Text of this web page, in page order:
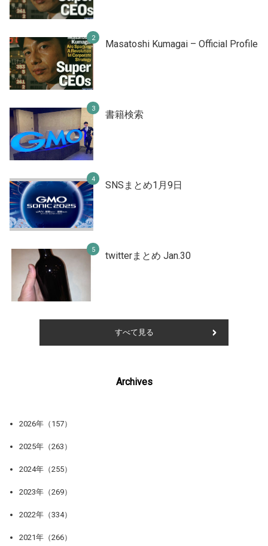
Masatoshi Kumagai – Official Profile
書籍検索
SNSまとめ1月9日
twitterまとめ Jan.30
すべて見る
Archives
2026年（157）
2025年（263）
2024年（255）
2023年（269）
2022年（334）
2021年（266）